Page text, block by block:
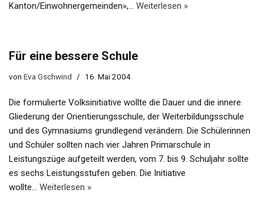
Kanton/Einwohnergemeinden»,… Weiterlesen »
Für eine bessere Schule
von Eva Gschwind 16. Mai 2004
Die formulierte Volksinitiative wollte die Dauer und die innere
Gliederung der Orientierungsschule, der Weiterbildungsschule
und des Gymnasiums grundlegend verändern. Die Schülerinnen
und Schüler sollten nach vier Jahren Primarschule in
Leistungszüge aufgeteilt werden, vom 7. bis 9. Schuljahr sollte
es sechs Leistungsstufen geben. Die Initiative
wollte… Weiterlesen »